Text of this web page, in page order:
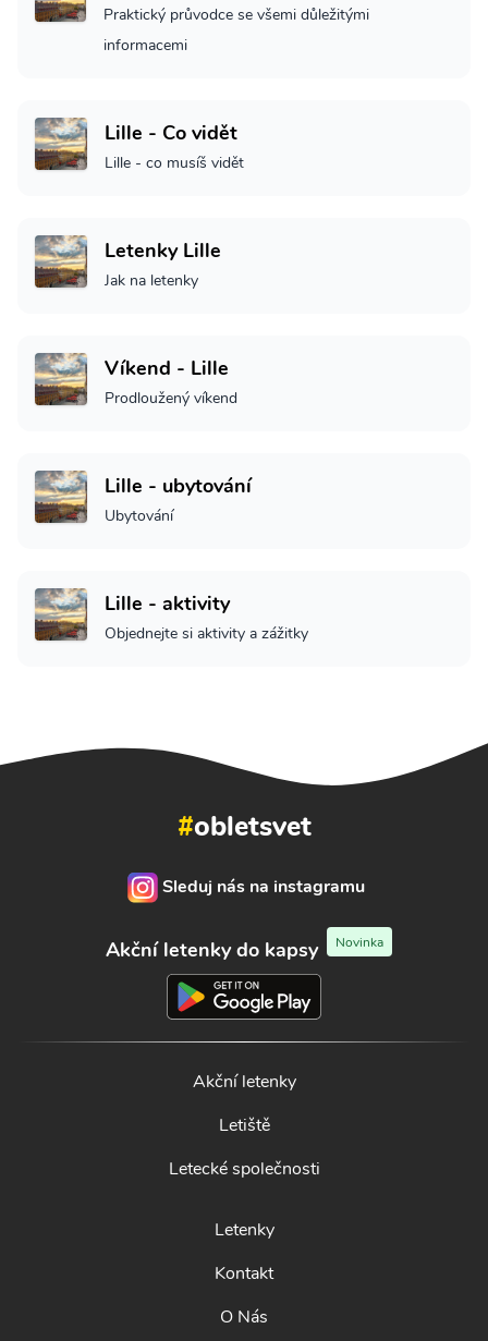
Praktický průvodce se všemi důležitými
informacemi
Lille - Co vidět
Lille - co musíš vidět
Letenky Lille
Jak na letenky
Víkend - Lille
Prodloužený víkend
Lille - ubytování
Ubytování
Lille - aktivity
Objednejte si aktivity a zážitky
#obletsvet
Sleduj nás na instagramu
Akční letenky do kapsy Novinka
Akční letenky
Letiště
Letecké společnosti
Letenky
Kontakt
O Nás